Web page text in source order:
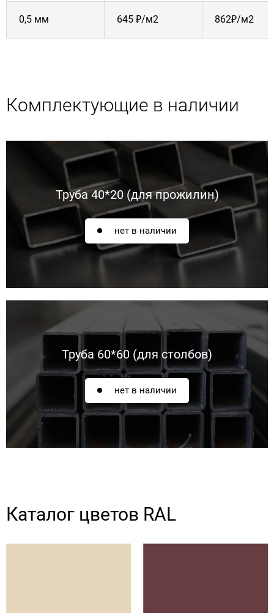
0,5 мм 645 ₽/м2 862₽/м2
Комплектующие в наличии
Труба 40*20 (для прожилин)
нет в наличии
Труба 60*60 (для столбов)
нет в наличии
Каталог цветов RAL